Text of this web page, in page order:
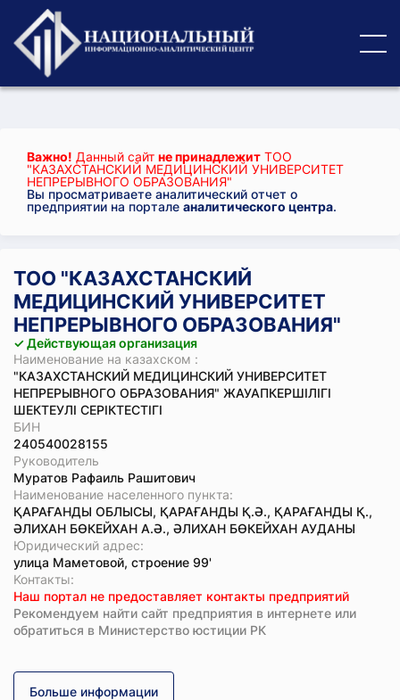
Важно! Данный сайт не принадлежит ТОО
"КАЗАХСТАНСКИЙ МЕДИЦИНСКИЙ УНИВЕРСИТЕТ
НЕПРЕРЫВНОГО ОБРАЗОВАНИЯ"
Вы просматриваете аналитический отчет о
предприятии на портале аналитического центра.
ТОО "КАЗАХСТАНСКИЙ
МЕДИЦИНСКИЙ УНИВЕРСИТЕТ
НЕПРЕРЫВНОГО ОБРАЗОВАНИЯ"
✓ Действующая организация
Наименование на казахском :
"КАЗАХСТАНСКИЙ МЕДИЦИНСКИЙ УНИВЕРСИТЕТ
НЕПРЕРЫВНОГО ОБРАЗОВАНИЯ" ЖАУАПКЕРШІЛІГІ
ШЕКТЕУЛІ СЕРІКТЕСТІГІ
БИН
240540028155
Руководитель
Муратов Рафаиль Рашитович
Наименование населенного пункта:
ҚАРАҒАНДЫ ОБЛЫСЫ, ҚАРАҒАНДЫ Қ.Ә., ҚАРАҒАНДЫ Қ.,
ӘЛИХАН БӨКЕЙХАН А.Ә., ӘЛИХАН БӨКЕЙХАН АУДАНЫ
Юридический адрес:
улица Маметовой, строение 99'
Koнтaкты:
Наш портал не предоставляет контакты предприятий
Рекомендуем найти сайт предприятия в интернете или
обратиться в Министерство юстиции РК
Больше информации